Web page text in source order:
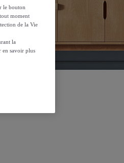
le bouton
moment
de la Vie
la
en savoir plus